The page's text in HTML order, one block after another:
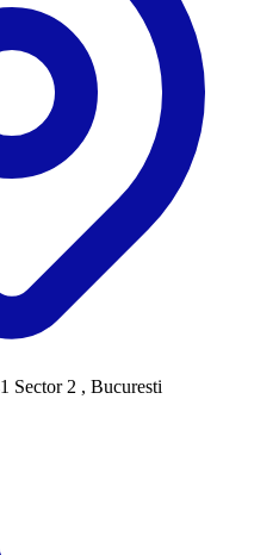
Sector 2 , Bucuresti